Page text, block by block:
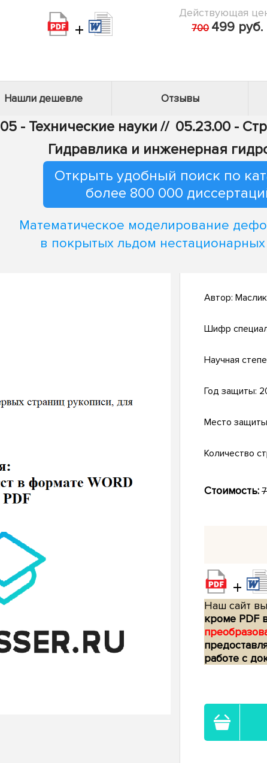
+
Действующая
700 499 руб.
Нашли дешевле Отзывы
05 - Технические науки // 05.23.00 -
Гидравлика и инженерная
Открыть удобный поиск по
более 800 000
Математическое моделирование
в покрытых льдом нестационарных
Автор:
Шифр
Научная
Год защиты:
Место
Количество
Стоимость:
+
Наш сайт
кроме PDF
работе с